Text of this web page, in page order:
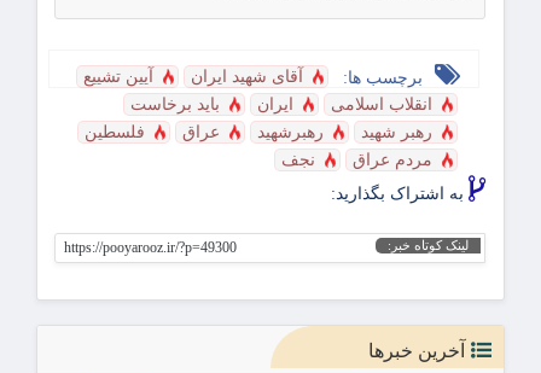
برچسب ها: آقای شهید ایران
آیین تشییع
انقلاب اسلامی
ایران
باید برخاست
رهبر شهید
رهبرشهید عراق
فلسطین
مردم عراق
نجف
به اشتراک بگذارید:
لینک کوتاه خبر: https://pooyarooz.ir/?p=49300
آخرین خبرها